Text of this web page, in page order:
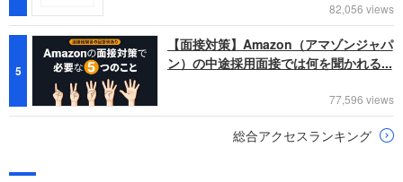
82,056 views
5
【面接対策】Amazon（アマゾンジャパ
ン）の中途採用面接では何を聞かれる...
77,596 views
総合アクセスランキング